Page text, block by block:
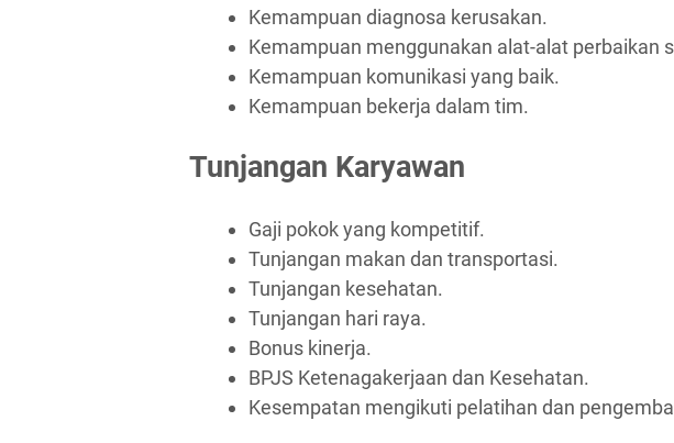
Kemampuan diagnosa kerusakan.
Kemampuan menggunakan alat-alat perbaikan
Kemampuan komunikasi yang baik.
Kemampuan bekerja dalam tim.
Tunjangan Karyawan
Gaji pokok yang kompetitif.
Tunjangan makan dan transportasi.
Tunjangan kesehatan.
Tunjangan hari raya.
Bonus kinerja.
BPJS Ketenagakerjaan dan Kesehatan.
Kesempatan mengikuti pelatihan dan